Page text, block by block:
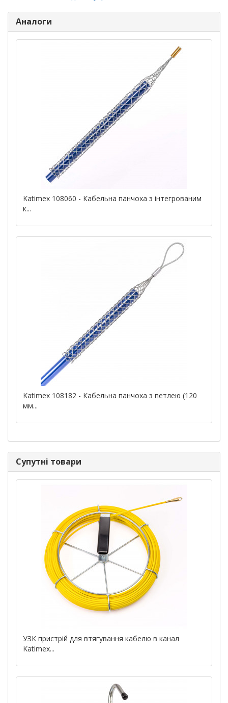
Аналоги
Katimex 108060 - Кабельна панчоха з інтегрованим
к...
Katimex 108182 - Кабельна панчоха з петлею (120
мм...
Супутні товари
УЗК пристрій для втягування кабелю в канал
Katimex...